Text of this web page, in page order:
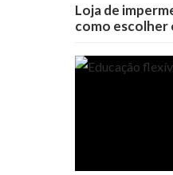
Loja de
como